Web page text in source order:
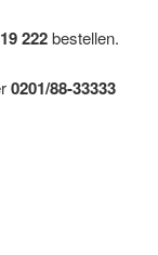
19 222bestellen.
0201/88-33333